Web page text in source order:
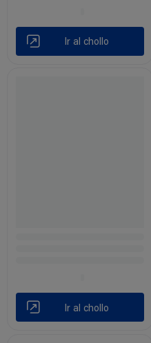
Ir al chollo
Ir al chollo